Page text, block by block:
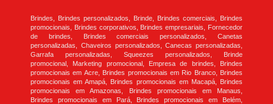
Brindes, Brindes personalizados, Brinde, Brindes comerciais, Brindes
promocionais, Brindes corporativos, Brindes empresariais, Fornecedor
de brindes, Brindes comerciais personalizados, Canetas
personalizadas, Chaveiros personalizados, Canecas personalizadas,
Garrafa personalizadas, Squeezes personalizados, Brinde
promocional, Marketing promocional, Empresa de brindes, Brindes
promocionais em Acre, Brindes promocionais em Rio Branco, Brindes
promocionais em Amapá, Brindes promocionais em Macapá, Brindes
promocionais em Amazonas, Brindes promocionais em Manaus,
Brindes promocionais em Pará, Brindes promocionais em Belém,